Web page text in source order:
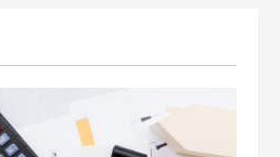
cafea sau antrenamente
intense